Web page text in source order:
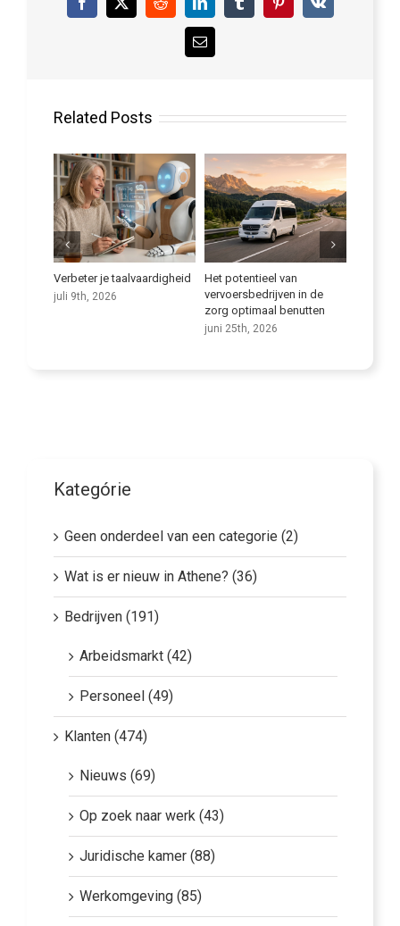
Facebook
X RedditLinkedInTumblrPinterest
Vk
Email
Related Posts
Verbeter je taalvaardigheid
juli 9th, 2026
Het potentieel van
vervoersbedrijven in de
zorg optimaal benutten
juni 25th, 2026
opleiding van
zorgverleners
Kategórie
Geen onderdeel van een categorie (2)
Wat is er nieuw in Athene? (36)
Bedrijven (191)
Arbeidsmarkt (42)
Personeel (49)
Klanten (474)
Nieuws (69)
Op zoek naar werk (43)
Juridische kamer (88)
Werkomgeving (85)